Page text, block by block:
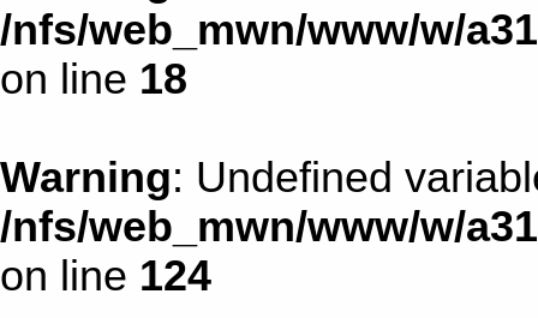
/nfs/web_mwn/www/w/
on line 18
Warning: Undefined
/nfs/web_mwn/www/w/
on line 124